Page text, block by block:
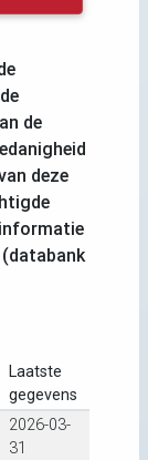
de
deze
(databank
Laatste
gegevens
2026-03-
31